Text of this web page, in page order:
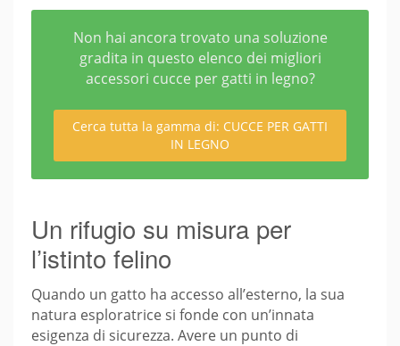
Non hai ancora trovato una soluzione
gradita in questo elenco dei migliori
accessori cucce per gatti in legno?
Cerca tutta la gamma di: CUCCE PER GATTI
IN LEGNO
Un rifugio su misura per
l’istinto felino
Quando un gatto ha accesso all’esterno, la sua
natura esploratrice si fonde con un’innata
esigenza di sicurezza. Avere un punto di